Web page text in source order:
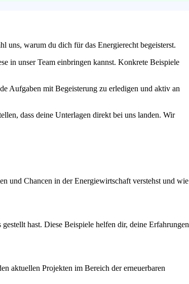
uns, warum du dich für das Energierecht begeisterst.
in unser Team einbringen kannst. Konkrete Beispiele
Aufgaben mit Begeisterung zu erledigen und aktiv an
dass deine Unterlagen direkt bei uns landen. Wir
und Chancen in der Energiewirtschaft verstehst und wie
hast. Diese Beispiele helfen dir, deine Erfahrungen
aktuellen Projekten im Bereich der erneuerbaren